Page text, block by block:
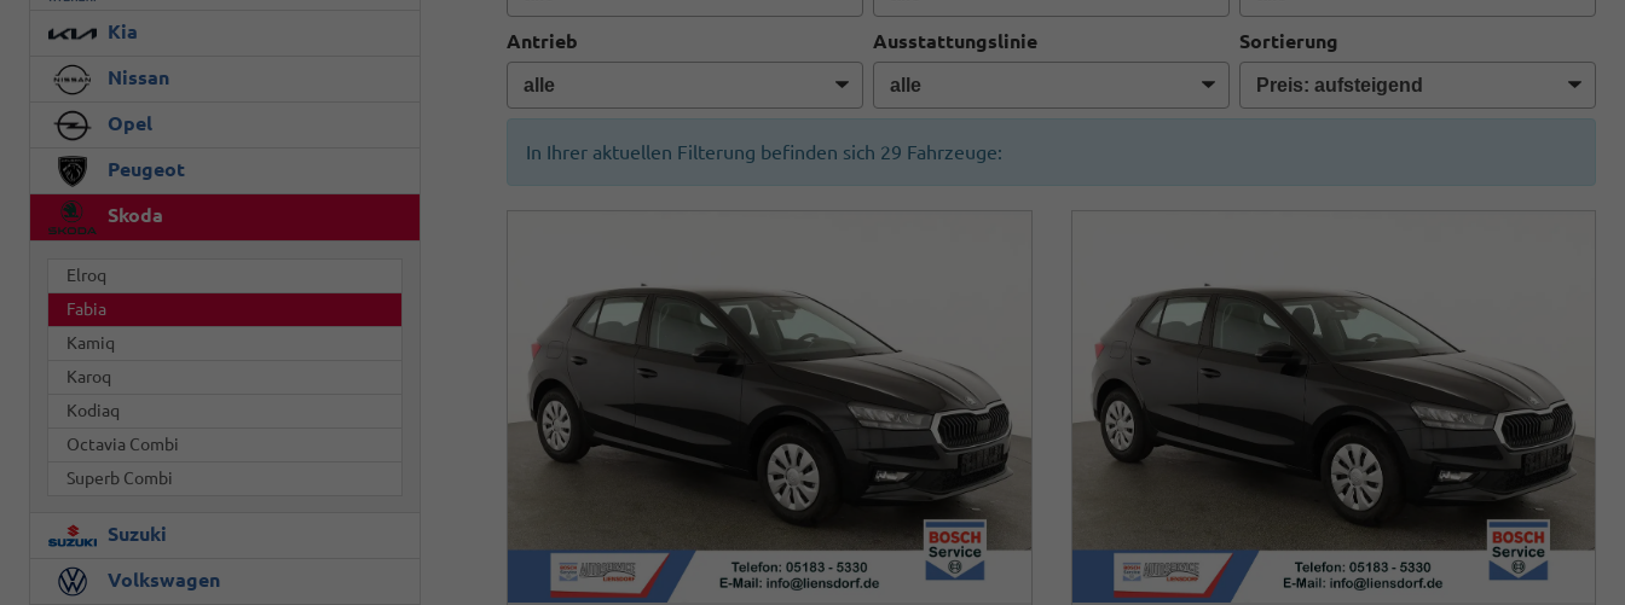
Antrieb Ausstattungslinie Sortierung
In Ihrer aktuellen Filterung befinden sich 29 Fahrzeuge:
Kia
Nissan
Opel
Peugeot
Skoda
Elroq
Fabia
Kamiq
Karoq
Kodiaq
Octavia Combi
Superb Combi
Suzuki
Volkswagen